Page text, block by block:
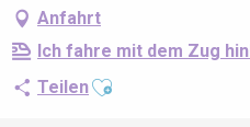
Anfahrt
Ich fahre mit dem Zug
TeilenAjouter aux favoris